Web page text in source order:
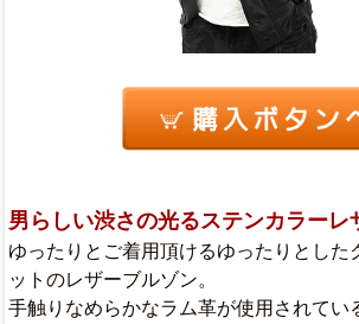
男らしい渋さの光るステンカラーレ
ゆったりとご着用頂けるゆったりとした
ットのレザーブルゾン。
手触りなめらかなラム革が使用されてい